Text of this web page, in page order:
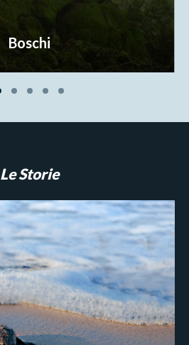
Boschi
Le Storie